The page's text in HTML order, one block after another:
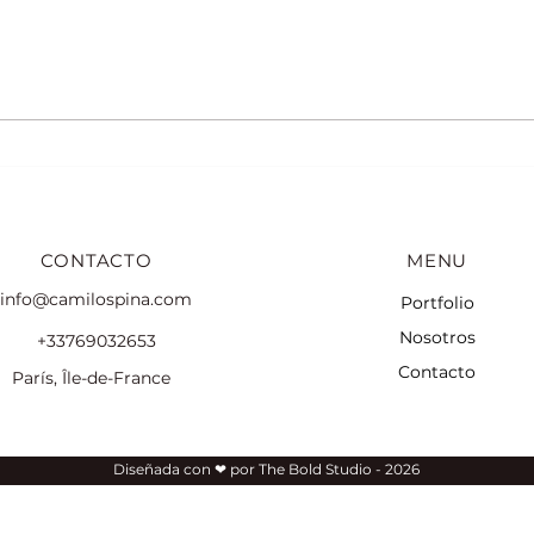
fotográficas en París
CONTACTO
info@camilospina.com
+33769032653
París, Île-de-France
MENU
Portfolio
Nosotros
Contacto
Diseñada con ❤ por The Bold Studio - 2026